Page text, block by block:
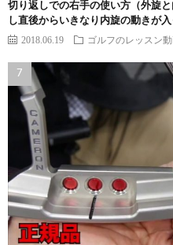
切り返しでの右手の使い方（外旋
し直後からいきなり内旋の動きが
2018.06.19 ゴルフのレッスン